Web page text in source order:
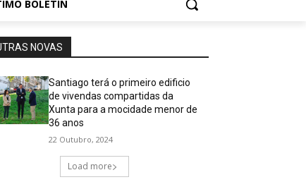
BOLETÍN
NOVAS
Santiago terá o primeiro edificio
de vivendas compartidas da
Xunta para a mocidade menor de
36 anos
22 Outubro, 2024
Load more